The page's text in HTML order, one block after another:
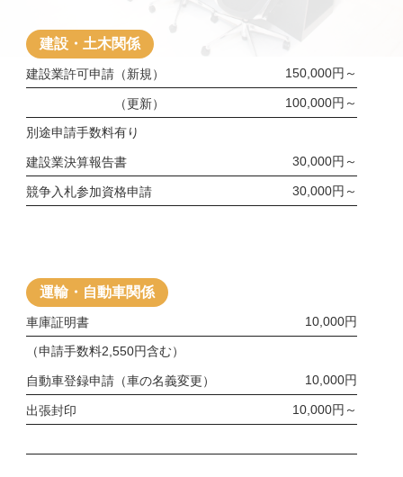
建設・土木関係
建設業許可申請（新規） 150,000円～
（更新） 100,000円～
別途申請手数料有り
建設業決算報告書 30,000円～
競争入札参加資格申請 30,000円～
運輸・自動車関係
車庫証明書 10,000円
（申請手数料2,550円含む）
自動車登録申請（車の名義変更） 10,000円
出張封印 10,000円～